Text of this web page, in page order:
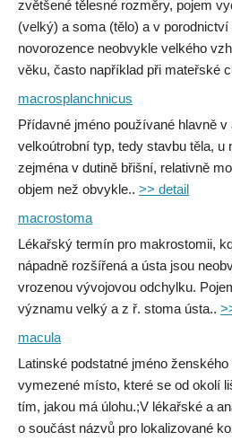
zvětšené tělesné rozměry, pojem
(velký) a soma (tělo) a v
novorozence neobvykle velkého
věku, často například při mateřské
macrosplanchnicus
Přídavné jméno používané hlavně v
velkoútrobní typ, tedy stavbu těla, u
zejména v dutině břišní, relativně
objem než obvykle.. >> detail
macrostoma
Lékařský termín pro makrostomii,
nápadně rozšířená a ústa jsou
vrozenou vývojovou odchylku.
významu velký a z ř. stoma ústa..
macula
Latinské podstatné jméno
vymezené místo, které se od okolí
tím, jakou má úlohu.;V lékařské a
o součást názvů pro lokalizované